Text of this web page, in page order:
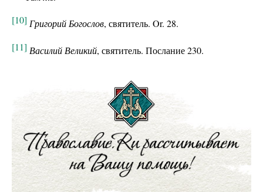
[10] Григорий Богослов, святитель. Or. 28.
[11] Василий Великий, святитель. Послание 230.